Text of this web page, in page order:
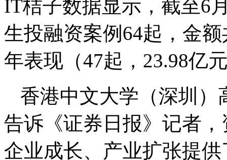
IT桔子数据显示，截至6
生投融资案例64起，金
年表现（47起，23.98亿
香港中文大学（深圳）
告诉《证券日报》记者
企业成长、产业扩张提